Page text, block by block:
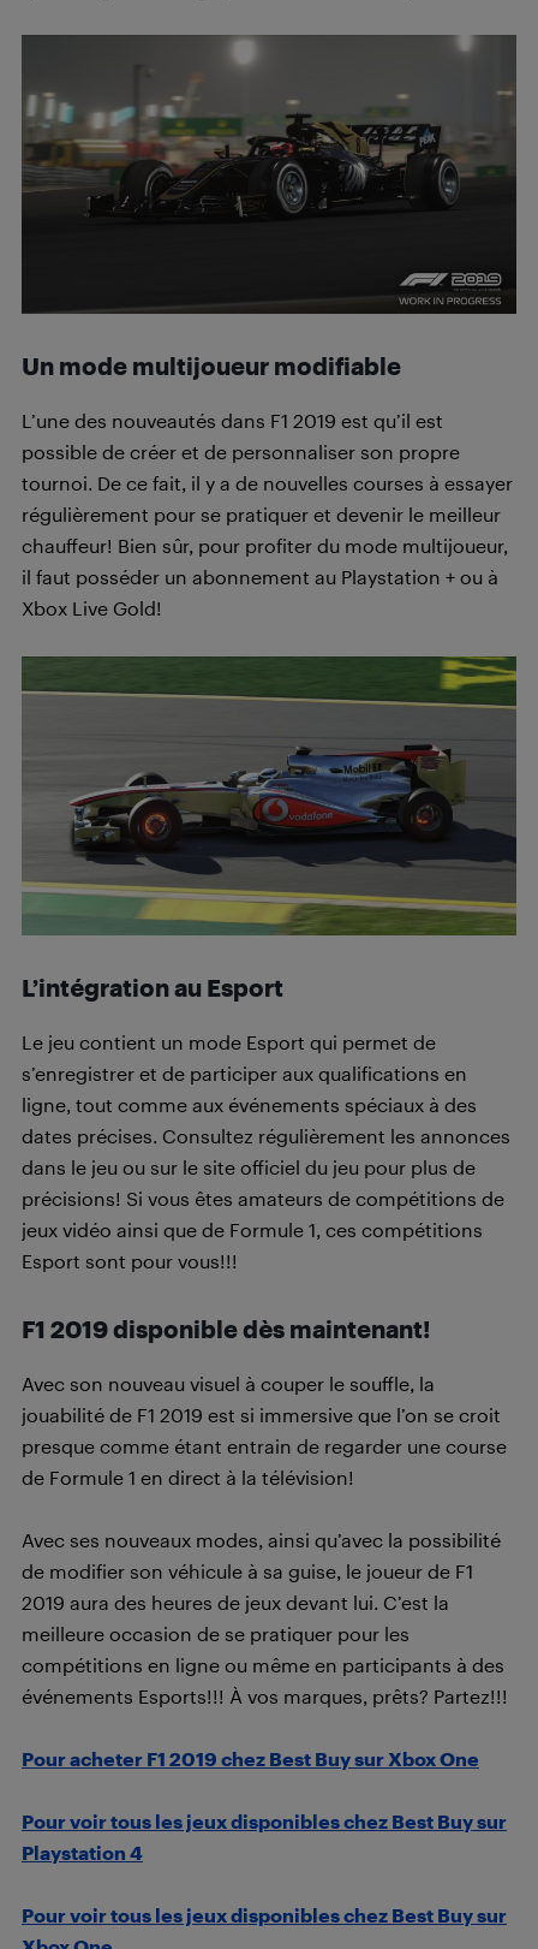
Un mode multijoueur modifiable
L’une des nouveautés dans F1 2019 est qu’il est
possible de créer et de personnaliser son propre
tournoi. De ce fait, il y a de nouvelles courses à essayer
régulièrement pour se pratiquer et devenir le meilleur
chauffeur! Bien sûr, pour profiter du mode multijoueur,
il faut posséder un abonnement au Playstation + ou à
Xbox Live Gold!
L’intégration au Esport
Le jeu contient un mode Esport qui permet de
s’enregistrer et de participer aux qualifications en
ligne, tout comme aux événements spéciaux à des
dates précises. Consultez régulièrement les annonces
dans le jeu ou sur le site officiel du jeu pour plus de
précisions! Si vous êtes amateurs de compétitions de
jeux vidéo ainsi que de Formule 1, ces compétitions
Esport sont pour vous!!!
F1 2019 disponible dès maintenant!
Avec son nouveau visuel à couper le souffle, la
jouabilité de F1 2019 est si immersive que l’on se croit
presque comme étant entrain de regarder une course
de Formule 1 en direct à la télévision!
Avec ses nouveaux modes, ainsi qu’avec la possibilité
de modifier son véhicule à sa guise, le joueur de F1
2019 aura des heures de jeux devant lui. C’est la
meilleure occasion de se pratiquer pour les
compétitions en ligne ou même en participants à des
événements Esports!!! À vos marques, prêts? Partez!!!
Pour acheter F1 2019 chez Best Buy sur Xbox One
Pour voir tous les jeux disponibles chez Best Buy sur
Playstation 4
Pour voir tous les jeux disponibles chez Best Buy sur